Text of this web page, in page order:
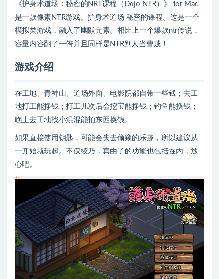
《护身术道场：秘密的NRT课程（Dojo NTR）》 for Mac
是一款像素NTR游戏。护身术道场 秘密的课程。这是一个
模拟类游戏，融入了幽默元素。相比上一个爆款ntr传说，
容量内容翻了一倍并且同样是NTR别人当曹贼！
游戏介绍
在工地、青神山、道场外面、电影院都自带一些钱；去工
地打工能挣钱；打工几次后会挖宝能挣钱；钓鱼能换钱；
晚上去工地找小混混能拍东西换钱。
如果直接使用钥匙，可能会失去偷窥的乐趣，所以建议从
一开始就玩起。不仅绫乃，真由子的功能也包括在内，放
心吧。